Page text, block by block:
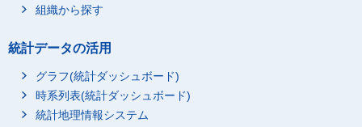
組織から探す
統計データの活用
グラフ(統計ダッシュボード)
時系列表(統計ダッシュボード)
統計地理情報システム